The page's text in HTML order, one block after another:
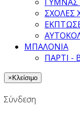
ΣΧΟΛΕΣ
ΜΠΑΛΟΝΙΑ
ΠΑΡΤΙ -
×Κλείσιμο
Σύνδεση